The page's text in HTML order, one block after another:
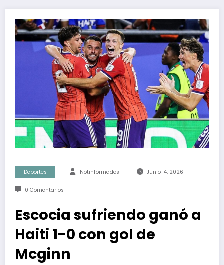
Deportes Notinformados Junio 14, 2026
0 Comentarios
Escocia sufriendo ganó a
Haiti 1-0 con gol de
Mcginn